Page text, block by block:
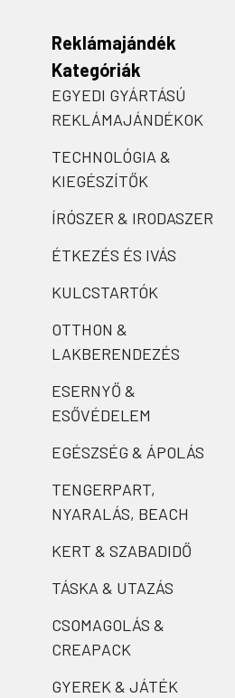
Reklámajándék
Kategóriák
EGYEDI GYÁRTÁSÚ
REKLÁMAJÁNDÉKOK
TECHNOLÓGIA &
KIEGÉSZÍTŐK
ÍRÓSZER & IRODASZER
ÉTKEZÉS ÉS IVÁS
KULCSTARTÓK
OTTHON &
LAKBERENDEZÉS
ESERNYŐ &
ESŐVÉDELEM
EGÉSZSÉG & ÁPOLÁS
TENGERPART,
NYARALÁS, BEACH
KERT & SZABADIDŐ
TÁSKA & UTAZÁS
CSOMAGOLÁS &
CREAPACK
GYEREK & JÁTÉK